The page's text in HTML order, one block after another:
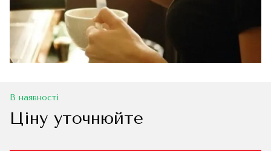
В наявності
Ціну уточнюйте